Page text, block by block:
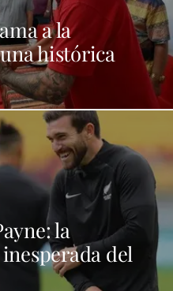
a la
histórica
la
del